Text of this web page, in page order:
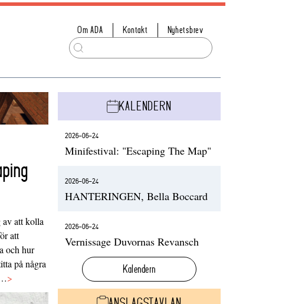
Om ADA Kontakt Nyhetsbrev
att kolla
att
och hur
på några
>
KALENDERN
2026-06-24
Minifestival: "Escaping The Map"
2026-06-24
HANTERINGEN, Bella Boccard
2026-06-24
Vernissage Duvornas Revansch
Kalendern